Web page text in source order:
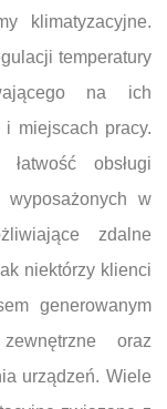
klimatyzacyjne.
temperatury
na ich
miejscach pracy.
obsługi
wyposażonych w
zdalne
niektórzy klienci
generowanym
oraz
urządzeń. Wiele